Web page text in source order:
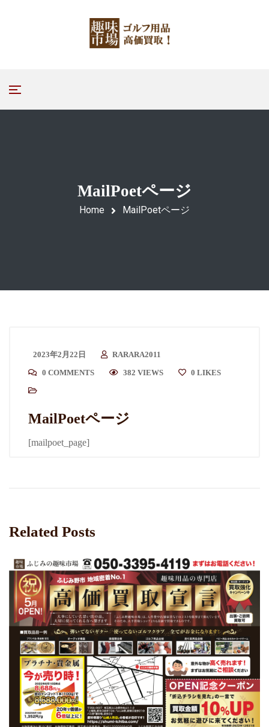
MailPoetページ
Home MailPoetページ
2023年2月22日
RARARA2011
0 COMMENTS
382 VIEWS 0 LIKES
MailPoetページ
[mailpoet_page]
Related Posts